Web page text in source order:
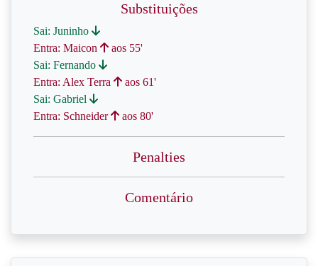
Substituições
Sai: Juninho
Entra: Maicon
aos 55'
Sai: Fernando
Entra: Alex Terra
aos 61'
Sai: Gabriel
Entra: Schneider
aos 80'
Penalties
Comentário